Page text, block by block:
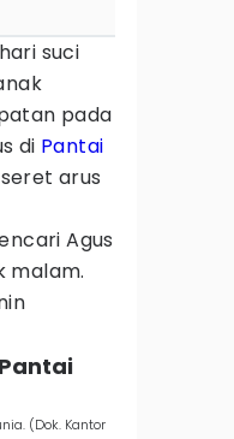
suci
pada
di Pantai
arus
Agus
malam.
(Dok. Kantor